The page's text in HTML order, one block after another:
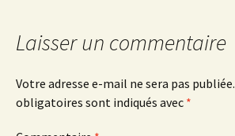
des
articles
Laisser un commentaire
Votre adresse e-mail ne sera pas publiée.
obligatoires sont indiqués avec *